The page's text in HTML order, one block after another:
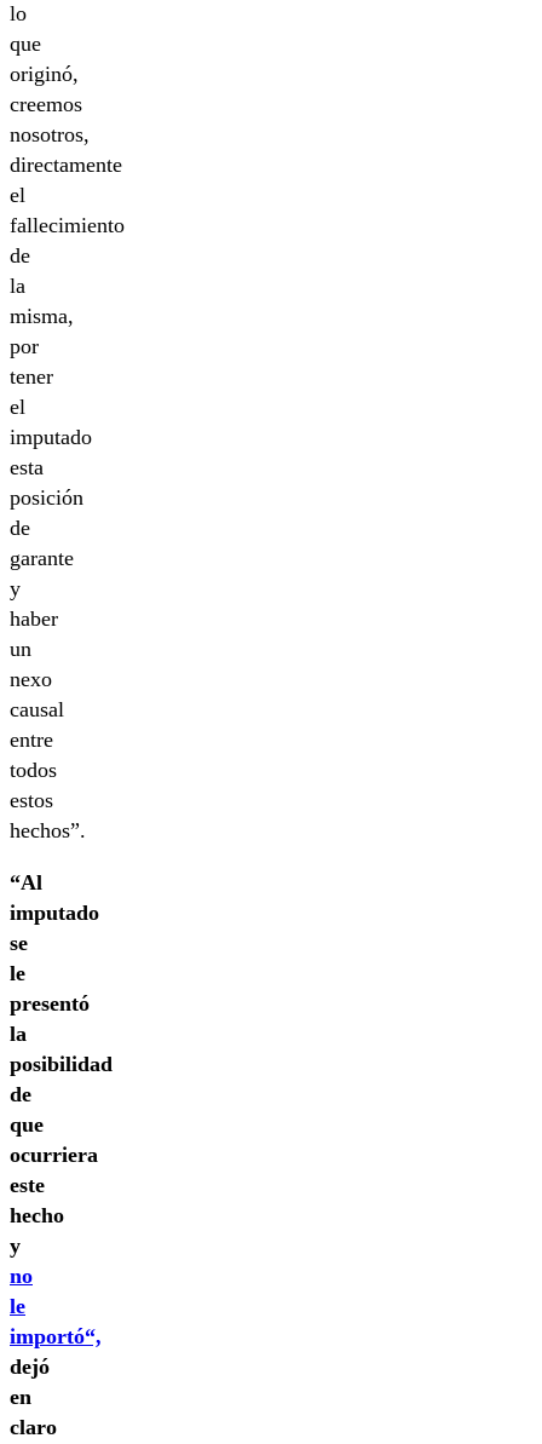
lo
que
originó,
creemos
nosotros,
directamente
el
fallecimiento
de
la
misma,
por
tener
el
imputado
esta
posición
de
garante
y
haber
un
nexo
causal
entre
todos
estos
hechos”.
“Al
imputado
se
le
presentó
la
posibilidad
de
que
ocurriera
este
hecho
y
no
le
importó“,
dejó
en
claro